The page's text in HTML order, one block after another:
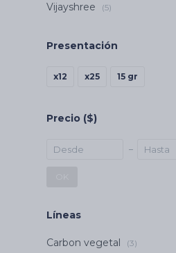
Vijayshree (5)
Presentación
x12 x25 15 gr
Precio ($)
Líneas
Carbon vegetal (3)